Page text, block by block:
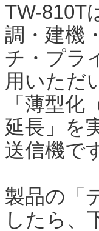
TW-810T
調・建機
チ・プラ
用いただ
「薄型
延長」を
送信機で
製品の「
したら、